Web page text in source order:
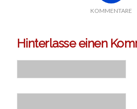
KOMMENTARE
Hinterlasse einen